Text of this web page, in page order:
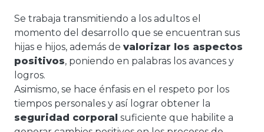
Se trabaja transmitiendo a los adultos el
momento del desarrollo que se encuentran sus
hijas e hijos, además de valorizar los aspectos
positivos, poniendo en palabras los avances y
logros.
Asimismo, se hace énfasis en el respeto por los
tiempos personales y así lograr obtener la
seguridad corporal suficiente que habilite a